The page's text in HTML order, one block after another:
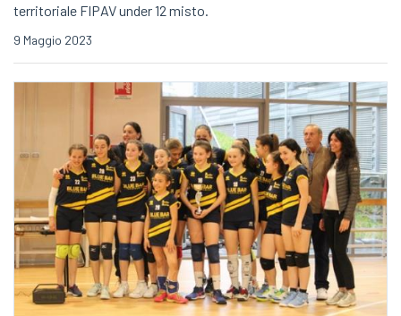
territoriale FIPAV under 12 misto.
9 Maggio 2023